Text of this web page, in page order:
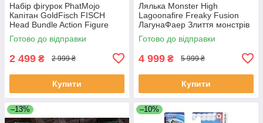
Набір фігурок PhatMojo
Капітан GoldFisch FISCH
Head Bundle Action Figure
Playset
Готово до відправки
2 499 ₴ 2 999 ₴
Купити
Лялька Monster High
Lagoonafire Freaky Fusion
ЛагунаФаер Злиття монстрів
Готово до відправки
4 999 ₴ 5 999 ₴
Купити
–13% –10%